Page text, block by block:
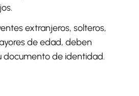
extranjeros, solteros,
de edad, deben
documento de identidad.